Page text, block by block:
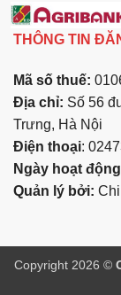
THÔNG TIN
Mã số thuế:
Địa chỉ: Số 56
Trưng, Hà Nội
Điện thoại:
Ngày hoạt
Quản lý bởi:
Copyright 2026 ©